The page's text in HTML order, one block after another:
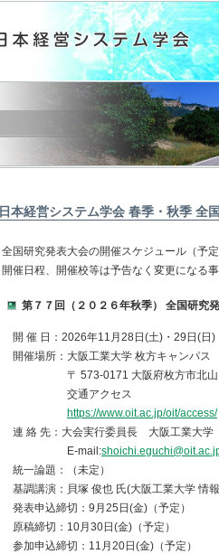
日本経営システム学会 春季・秋季 全
全国研究発表大会の開催スケジュール（予
開催日程、開催校等は予告なく変更になる
第７７回（２０２６年秋季） 全国研究
開 催 日：2026年11月28日(土)・29日(日)
開催場所：大阪工業大学 枚方キャンパス
〒 573-0171 大阪府枚方市北山1
交通アクセス
https://www.oit.ac.jp/oit/access/
連 絡 先：大会実行委員長 大阪工業大
E-mail:
統一論題：（未定）
基調講演：貝塚 俊也 氏(大阪工業大学 情
発表申込締切：9月25日(金)（予定）
原稿締切：10月30日(金)（予定）
参加申込締切：11月20日(金)（予定）